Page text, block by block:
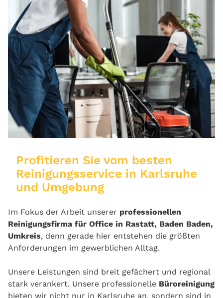
Profitieren Sie vom besten
Reinigungsservice in Karlsruhe
und Umgebung
Im Fokus der Arbeit unserer professionellen
Reinigungsfirma für Office in Rastatt, Baden Baden,
Umkreis, denn gerade hier entstehen die größten
Anforderungen im gewerblichen Alltag.
Unsere Leistungen sind breit gefächert und regional
stark verankert. Unsere professionelle Büroreinigung
bieten wir nicht nur in Karlsruhe an, sondern sind in